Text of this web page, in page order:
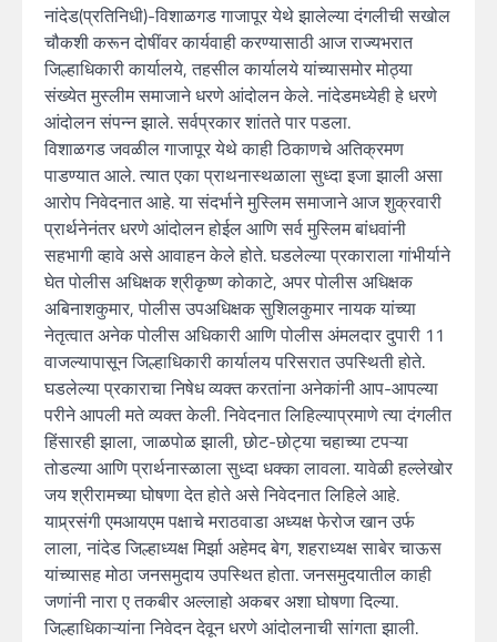
नांदेड(प्रतिनिधी)-विशाळगड गाजापूर येथे झालेल्या दंगलीची सखोल
चौकशी करून दोषींवर कार्यवाही करण्यासाठी आज राज्यभरात
जिल्हाधिकारी कार्यालये, तहसील कार्यालये यांच्यासमोर मोठ्या
संख्येत मुस्लीम समाजाने धरणे आंदोलन केले. नांदेडमध्येही हे धरणे
आंदोलन संपन्न झाले. सर्वप्रकार शांतते पार पडला.
विशाळगड जवळील गाजापूर येथे काही ठिकाणचे अतिक्रमण
पाडण्यात आले. त्यात एका प्राथनास्थळाला सुध्दा इजा झाली असा
आरोप निवेदनात आहे. या संदर्भाने मुस्लिम समाजाने आज शुक्रवारी
प्रार्थनेनंतर धरणे आंदोलन होईल आणि सर्व मुस्लिम बांधवांनी
सहभागी व्हावे असे आवाहन केले होते. घडलेल्या प्रकाराला गांभीर्याने
घेत पोलीस अधिक्षक श्रीकृष्ण कोकाटे, अपर पोलीस अधिक्षक
अबिनाशकुमार, पोलीस उपअधिक्षक सुशिलकुमार नायक यांच्या
नेतृत्वात अनेक पोलीस अधिकारी आणि पोलीस अंमलदार दुपारी 11
वाजल्यापासून जिल्हाधिकारी कार्यालय परिसरात उपस्थिती होते.
घडलेल्या प्रकाराचा निषेध व्यक्त करतांना अनेकांनी आप-आपल्या
परीने आपली मते व्यक्त केली. निवेदनात लिहिल्याप्रमाणे त्या दंगलीत
हिंसारही झाला, जाळपोळ झाली, छोट-छोट्या चहाच्या टपऱ्या
तोडल्या आणि प्रार्थनास्ळाला सुध्दा धक्का लावला. यावेळी हल्लेखोर
जय श्रीरामच्या घोषणा देत होते असे निवेदनात लिहिले आहे.
याप्र्रसंगी एमआयएम पक्षाचे मराठवाडा अध्यक्ष फेरोज खान उर्फ
लाला, नांदेड जिल्हाध्यक्ष मिर्झा अहेमद बेग, शहराध्यक्ष साबेर चाऊस
यांच्यासह मोठा जनसमुदाय उपस्थित होता. जनसमुदयातील काही
जणांनी नारा ए तकबीर अल्लाहो अकबर अशा घोषणा दिल्या.
जिल्हाधिकाऱ्यांना निवेदन देवून धरणे आंदोलनाची सांगता झाली.